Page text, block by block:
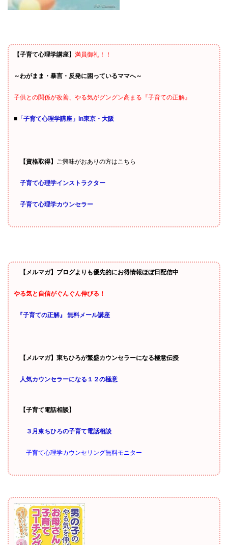
【子育て心理学講座】 満員御礼！！
～わがまま・暴言・反発に困っているママへ～
子供との関係が改善、やる気がグングン高まる『子育ての正解』
■ 「子育て心理学講座」in東京・大阪
【資格取得】 ご興味がおありの方はこちら
子育て心理学インストラクター
子育て心理学カウンセラー
【メルマガ】ブログよりも優先的にお得情報ほぼ日配信中
やる気と自信がぐんぐん伸びる！
『子育ての正解』 無料メール講座
【メルマガ】東ちひろが繁盛カウンセラーになる極意伝授
人気カウンセラーになる１２の極意
【子育て電話相談】
３月東ちひろの子育て電話相談
子育て心理学カウンセリング無料モニター